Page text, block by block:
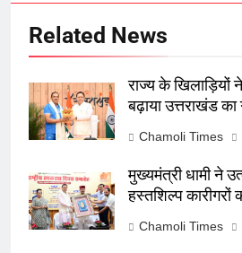
Related News
राज्य के खिलाड़ियों
बढ़ाया उत्तराखंड
Chamoli Times
मुख्यमंत्री धामी ने
हस्तशिल्प कारीगरों
Chamoli Times